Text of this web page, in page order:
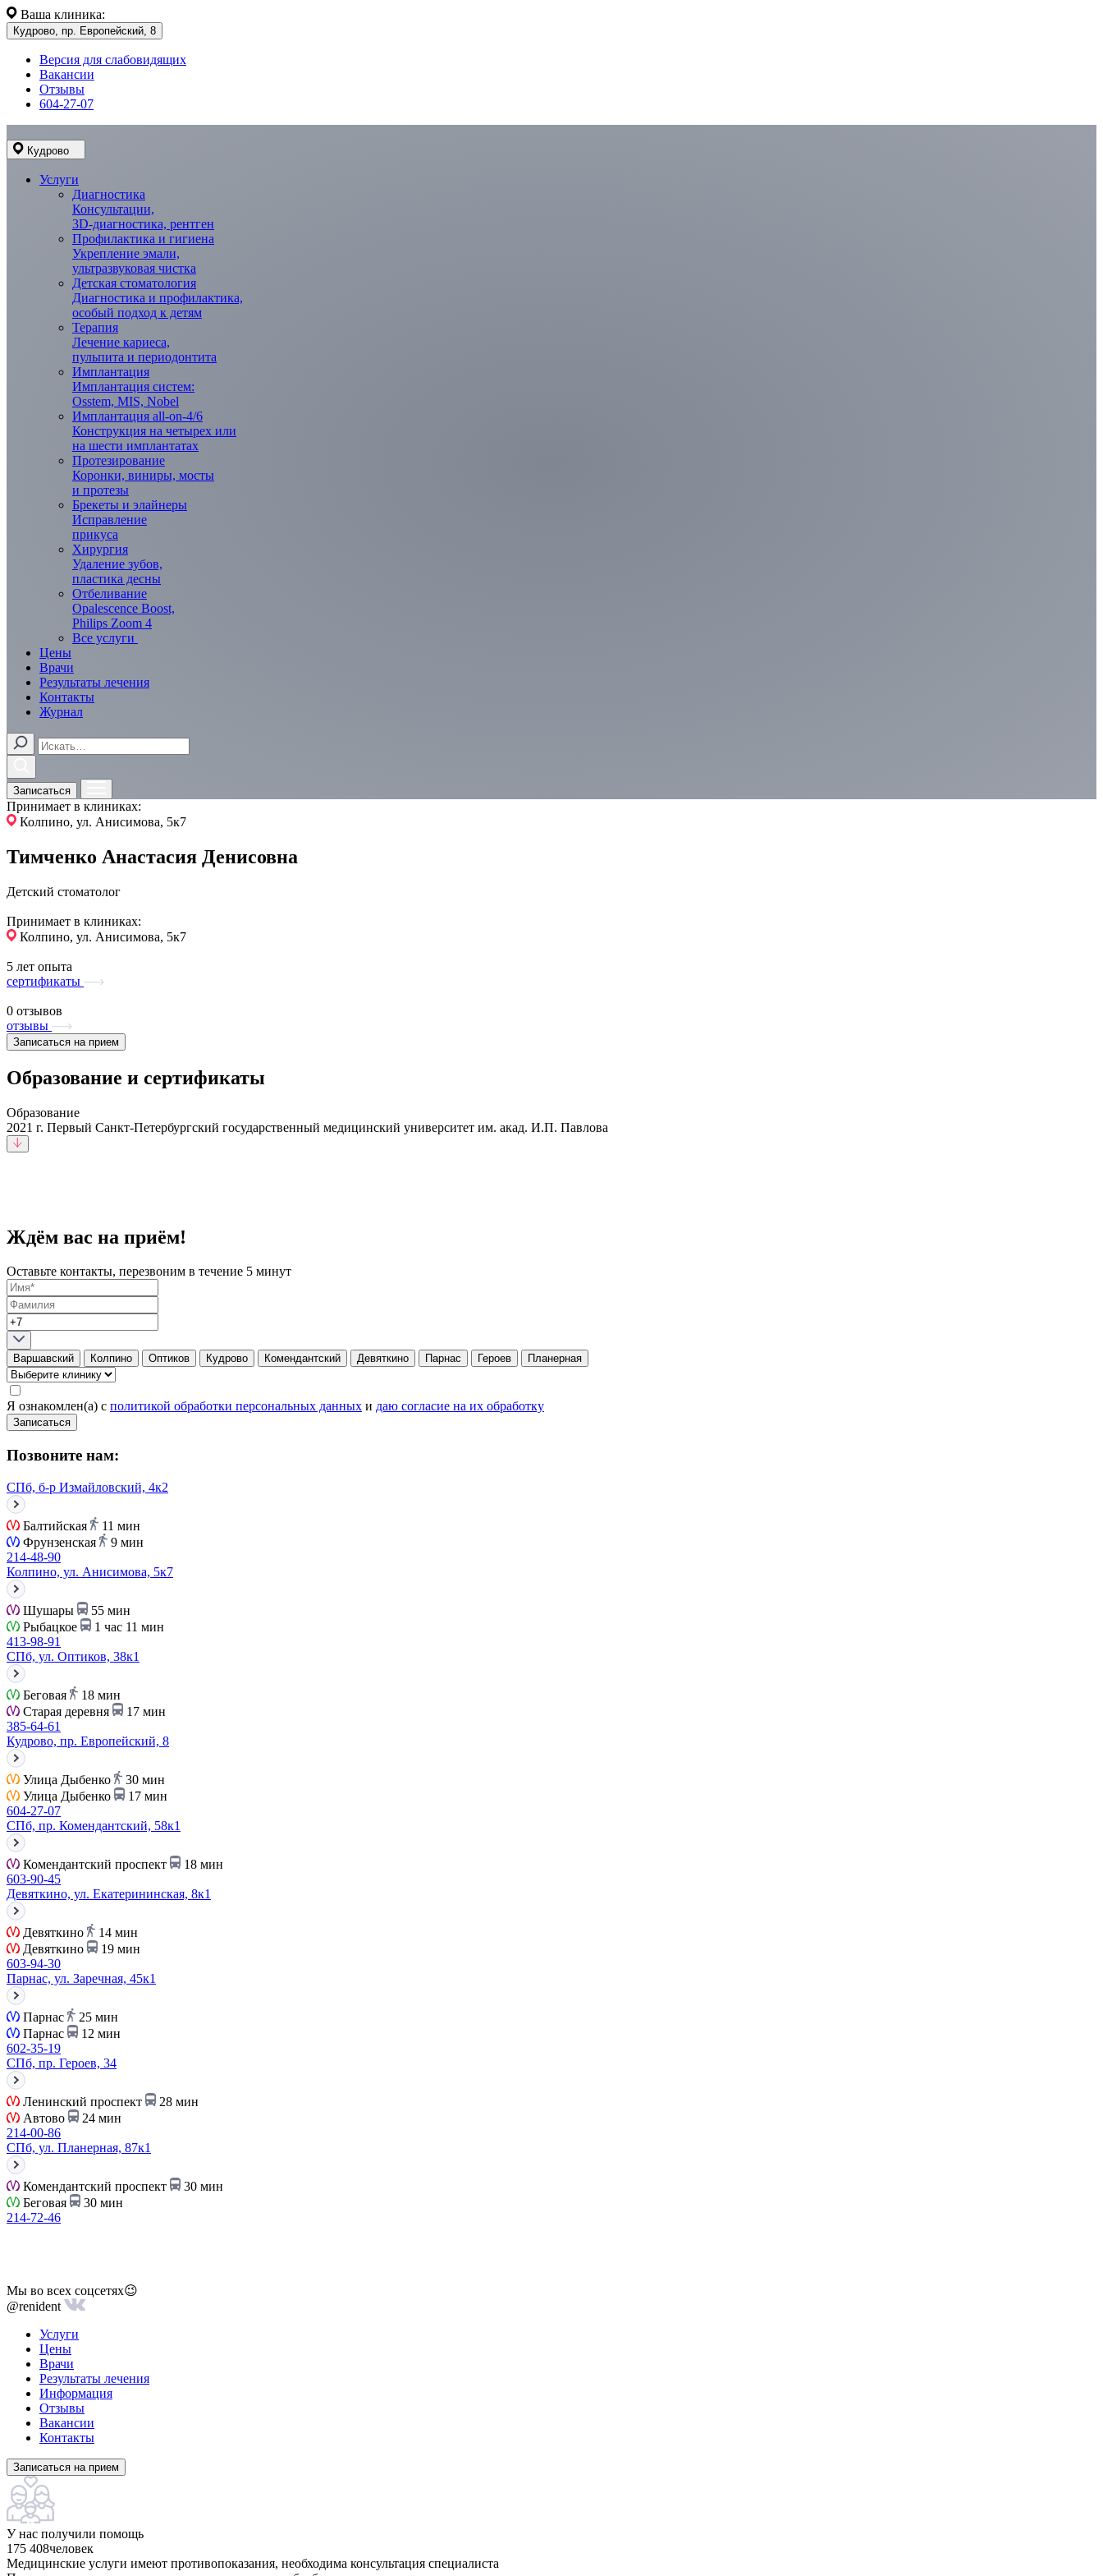
Ваша клиника:
Кудрово, пр. Европейский, 8
Версия для слабовидящих
Вакансии
Отзывы
604-27-07
Кудрово
Услуги
Диагностика
Консультации,
3D-диагностика, рентген
Профилактика и гигиена
Укрепление эмали,
ультразвуковая чистка
Детская стоматология
Диагностика и профилактика,
особый подход к детям
Терапия
Лечение кариеса,
пульпита и периодонтита
Имплантация
Имплантация систем:
Osstem, MIS, Nobel
Имплантация all-on-4/6
Конструкция на четырех или
на шести имплантатах
Протезирование
Коронки, виниры, мосты
и протезы
Брекеты и элaйнеры
Исправление
прикуса
Хирургия
Удаление зубов,
пластика десны
Отбеливание
Opalescence Boost,
Philips Zoom 4
Все услуги
Цены
Врачи
Результаты лечения
Контакты
Журнал
Записаться
Принимает в клиниках:
Колпино, ул. Анисимова, 5к7
Тимченко Анастасия Денисовна
Детский стоматолог
Принимает в клиниках:
Колпино, ул. Анисимова, 5к7
5 лет опыта
сертификаты
0 отзывов
отзывы
Записаться на прием
Образование и сертификаты
Образование
2021 г. Первый Санкт-Петербургский государственный медицинский университет им. акад. И.П. Павлова
Ждём вас на приём!
Оставьте контакты, перезвоним в течение 5 минут
Варшавский Колпино Оптиков Кудрово Комендантский Девяткино Парнас Героев Планерная
Я ознакомлен(а) с политикой обработки персональных данных и даю согласие на их обработку
Записаться
Позвоните нам:
СПб, б-р Измайловский, 4к2
Балтийская
11 мин
Фрунзенская
9 мин
214-48-90
Колпино, ул. Анисимова, 5к7
Шушары
55 мин
Рыбацкое
1 час 11 мин
413-98-91
СПб, ул. Оптиков, 38к1
Беговая
18 мин
Старая деревня
17 мин
385-64-61
Кудрово, пр. Европейский, 8
Улица Дыбенко
30 мин
Улица Дыбенко
17 мин
604-27-07
СПб, пр. Комендантский, 58к1
Комендантский проспект
18 мин
603-90-45
Девяткино, ул. Екатерининская, 8к1
Девяткино
14 мин
Девяткино
19 мин
603-94-30
Парнас, ул. Заречная, 45к1
Парнас
25 мин
Парнас
12 мин
602-35-19
СПб, пр. Героев, 34
Ленинский проспект
28 мин
Автово
24 мин
214-00-86
СПб, ул. Планерная, 87к1
Комендантский проспект
30 мин
Беговая
30 мин
214-72-46
Мы во всех соцсетях😉
@renident
Услуги
Цены
Врачи
Результаты лечения
Информация
Отзывы
Вакансии
Контакты
Записаться на прием
У нас получили помощь
175 408человек
Медицинские услуги имеют противопоказания, необходима консультация специалиста